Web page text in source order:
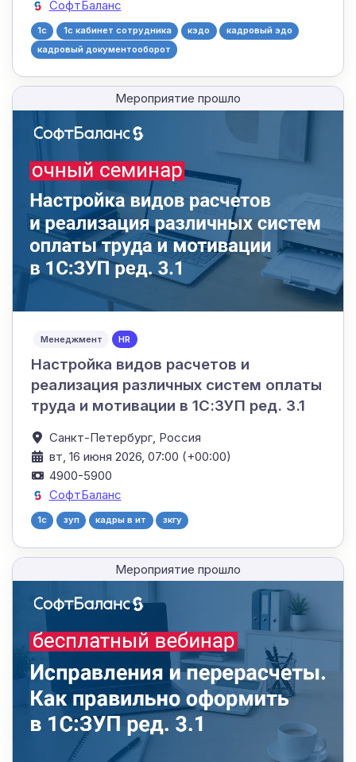
СофтБаланс
1c 1с кабинет сотрудника кэдо
кадровый эдо
кадровый документооборот
Мероприятие прошло
Менеджмент HR
Настройка видов расчетов и
реализация различных систем оплаты
труда и мотивации в 1С:ЗУП ред. 3.1
Санкт-Петербург, Россия
вт, 16 июня 2026, 07:00 (+00:00)
4900-5900
СофтБаланс
1c зуп кадры в ит зкгу
Мероприятие прошло